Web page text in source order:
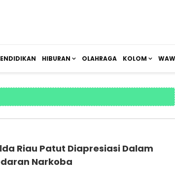
HIBURAN OLAHRAGA KOLOM
Riau Patut Diapresiasi Dalam
Narkoba